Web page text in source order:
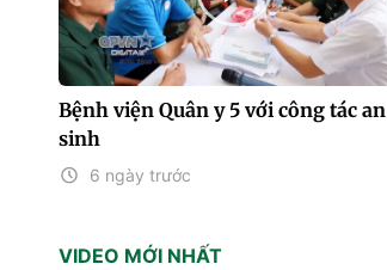
Bệnh viện Quân y 5 với công tác an
sinh
6 ngày trước
VIDEO MỚI NHẤT